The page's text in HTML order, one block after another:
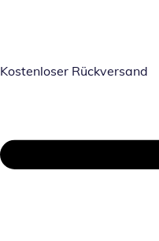
Kostenloser Rückversand